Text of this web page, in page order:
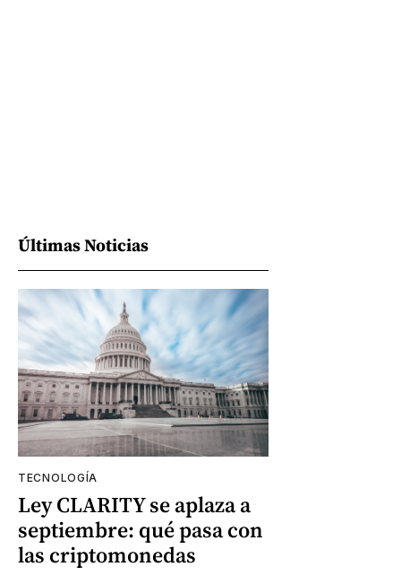
Últimas Noticias
TECNOLOGÍA
Ley CLARITY se aplaza a
septiembre: qué pasa con
las criptomonedas